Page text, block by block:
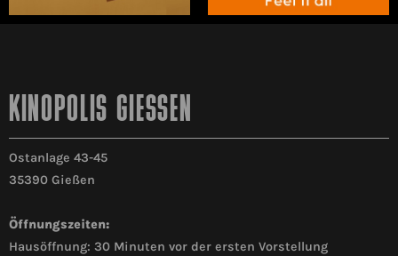
KINOPOLIS GIESSEN
Ostanlage 43-45
35390 Gießen
Öffnungszeiten:
Hausöffnung: 30 Minuten vor der ersten Vorstellung